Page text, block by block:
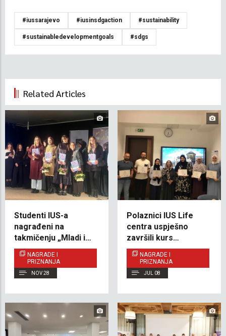
#iussarajevo #iusinsdgaction #sustainability
#sustainabledevelopmentgoals #sdgs
Related Articles
Studenti IUS-a
nagrađeni na
takmičenju „Mladi i
naslijeđe 2025”
NAGRADE I
PRIZNANJA
NOV 28
Polaznici IUS Life
centra uspješno
završili kurs
bosanskog jezika
A1.2
NAGRADE I
PRIZNANJA
JUL 08